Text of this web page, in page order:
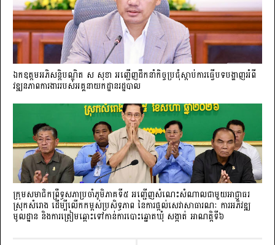
ឯកឧត្តមអភិសន្តិបណ្ឌិត ស សុខា អញ្ជើញដឹកនាំកិច្ចប្រជុំស្តាប់ការធ្វើបទបង្ហាញអំពី
វឌ្ឍនភាពការងាររបស់អគ្គនាយកដ្ឋានរដ្ឋបាល
ក្រុមសមាជិកព្រឹទ្ធសភាប្រចាំភូមិភាគទី៥ អញ្ជើញសំណេះសំណាលជាមួយអាជ្ញាធរ
ស្រុកសំរោង ដើម្បីលើកកម្ពស់ប្រសិទ្ធភាព នៃការផ្តល់សេវាសាធារណៈ ការអភិវឌ្ឍ
មូលដ្ឋាន និងការត្រៀមឆ្ពោះទៅកាន់ការបោះឆ្នោតឃុំ សង្កាត់ អាណត្តិទី៦